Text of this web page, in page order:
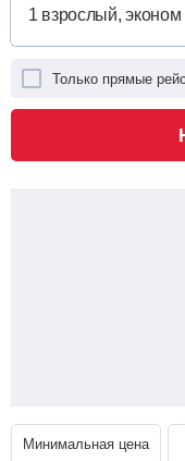
Только прямые
Минимальная цена